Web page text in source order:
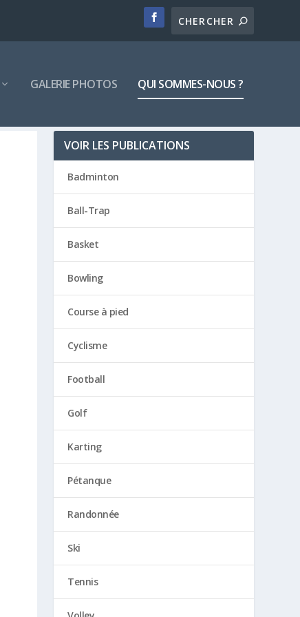
GALERIE PHOTOS QUI SOMMES-NOUS ?
VOIR LES PUBLICATIONS
Badminton
Ball-Trap
Basket
Bowling
Course à pied
Cyclisme
Football
Golf
Karting
Pétanque
Randonnée
Ski
Tennis